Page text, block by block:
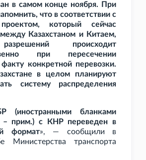
в самом конце ноября. При
что в соответствии с
который сейчас
Казахстаном и Китаем,
происходит
при пересечении
конкретной перевозки.
в целом планируют
систему распределения
(иностранными бланками
– прим.) с КНР переведен в
формат», — сообщили в
Министерства транспорта